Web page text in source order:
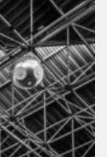
CLUB
festas, free